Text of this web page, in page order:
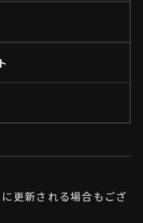
更新される場合もござ